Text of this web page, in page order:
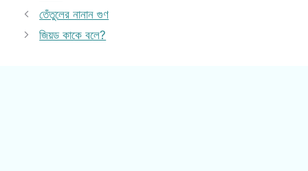
তেঁতুলের নানান গুণ
জিয়ড কাকে বলে?